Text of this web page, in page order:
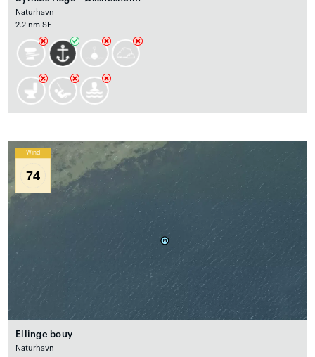
Naturhavn
2.2 nm SE
Wind
74
Ellinge bouy
Naturhavn